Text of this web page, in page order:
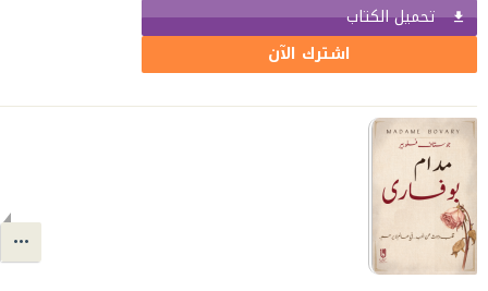
تحميل الكتاب
اشترك الآن